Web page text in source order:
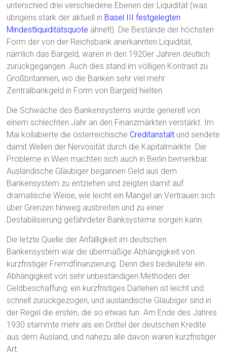
unterschied drei verschiedene Ebenen der Liquidität (was
übrigens stark der aktuell in Basel III festgelegten
Mindestliquiditätsquote ähnelt). Die Bestände der höchsten
Form der von der Reichsbank anerkannten Liquidität,
nämlich das Bargeld, waren in den 1920er Jahren deutlich
zurückgegangen. Auch dies stand im völligen Kontrast zu
Großbritannien, wo die Banken sehr viel mehr
Zentralbankgeld in Form von Bargeld hielten.
Die Schwäche des Bankensystems wurde generell von
einem schlechten Jahr an den Finanzmärkten verstärkt. Im
Mai kollabierte die österreichische Creditanstalt und sendete
damit Wellen der Nervosität durch die Kapitalmärkte. Die
Probleme in Wien machten sich auch in Berlin bemerkbar.
Ausländische Gläubiger begannen Geld aus dem
Bankensystem zu entziehen und zeigten damit auf
dramatische Weise, wie leicht ein Mangel an Vertrauen sich
über Grenzen hinweg ausbreiten und zu einer
Destabilisierung gefährdeter Banksysteme sorgen kann.
Die letzte Quelle der Anfälligkeit im deutschen
Bankensystem war die übermäßige Abhängigkeit von
kurzfristiger Fremdfinanzierung. Denn dies bedeutete ein
Abhängigkeit von sehr unbeständigen Methoden der
Geldbeschaffung: ein kurzfristiges Darlehen ist leicht und
schnell zurückgezogen, und ausländische Gläubiger sind in
der Regel die ersten, die so etwas tun. Am Ende des Jahres
1930 stammte mehr als ein Drittel der deutschen Kredite
aus dem Ausland, und nahezu alle davon waren kurzfristiger
Art.